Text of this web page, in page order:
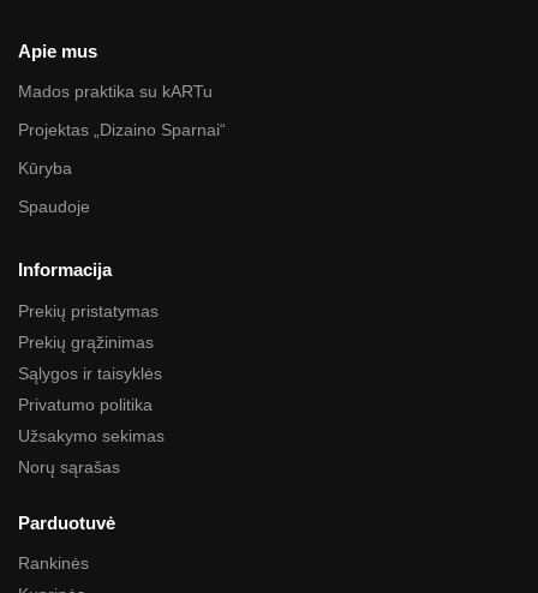
Apie mus
Mados praktika su kARTu
Projektas „Dizaino Sparnai“
Kūryba
Spaudoje
Informacija
Prekių pristatymas
Prekių grąžinimas
Sąlygos ir taisyklės
Privatumo politika
Užsakymo sekimas
Norų sąrašas
Parduotuvė
Rankinės